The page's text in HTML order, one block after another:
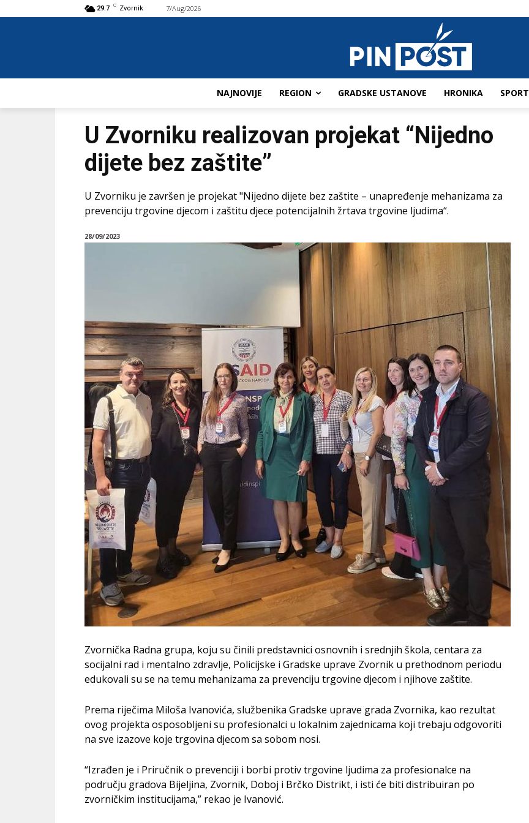
29.7 C Zvornik 7/Aug/2026
NAJNOVIJE REGION GRADSKE USTANOVE HRONIKA SPORT
U Zvorniku realizovan projekat “Nijedno
dijete bez zaštite”
U Zvorniku je završen je projekat "Nijedno dijete bez zaštite – unapređenje mehanizama za
prevenciju trgovine djecom i zaštitu djece potencijalnih žrtava trgovine ljudima“.
28/09/2023
Zvornička Radna grupa, koju su činili predstavnici osnovnih i srednjih škola, centara za
socijalni rad i mentalno zdravlje, Policijske i Gradske uprave Zvornik u prethodnom periodu
edukovali su se na temu mehanizama za prevenciju trgovine djecom i njihove zaštite.
Prema riječima Miloša Ivanovića, službenika Gradske uprave grada Zvornika, kao rezultat
ovog projekta osposobljeni su profesionalci u lokalnim zajednicama koji trebaju odgovoriti
na sve izazove koje trgovina djecom sa sobom nosi.
“Izrađen je i Priručnik o prevenciji i borbi protiv trgovine ljudima za profesionalce na
području gradova Bijeljina, Zvornik, Doboj i Brčko Distrikt, i isti će biti distribuiran po
zvorničkim institucijama,” rekao je Ivanović.